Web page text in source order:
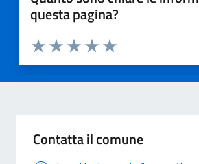
questa pagina?
Valuta 5 stelle su 5
Valuta 4 stelle su 5
Valuta 3 stelle su 5
Valuta 2 stelle su 5
Valuta 1 stelle su 5
Contatta il comune